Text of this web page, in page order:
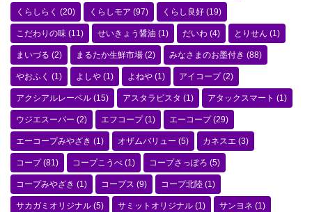
くらしらく (20) くらしモア (97) くらし良好 (19)
こだわりの味 (11) せいきょう醤油 (1) だいわ (4) とりせん (1)
まいづる (2) まるたか生鮮市場 (2) みなさまのお墨付き (88)
やおふく (1) よしや (1) よねや (1) アイコープ(2)
アクシアルレーベル (15) アスタラビスタ (1) アタックスマート (1)
ウジエスーパー (2) エフコープ(1) エーコープ(29)
エーコープみやざき (1) オザムバリュー (5) カネスエ (3)
コープ(81) コープこうべ (1) コープさっぽろ (5)
コープみやざき (1) コープス (9) コープ北陸 (1)
サカガミオリジナル (5) サミットオリジナル (1) サンヨネ (1)